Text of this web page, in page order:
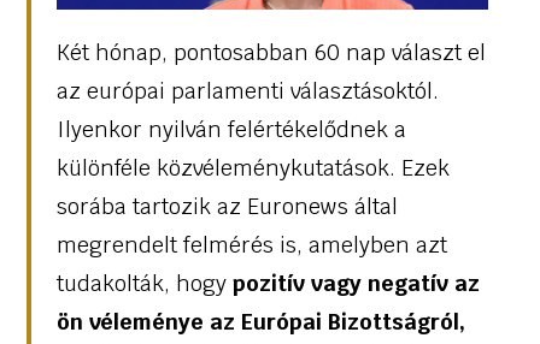
Két hónap, pontosabban 60 nap választ el
az európai parlamenti választásoktól.
Ilyenkor nyilván felértékelődnek a
különféle közvéleménykutatások. Ezek
sorába tartozik az Euronews által
megrendelt felmérés is, amelyben azt
tudakolták, hogy pozitív vagy negatív az
ön véleménye az Európai Bizottságról,